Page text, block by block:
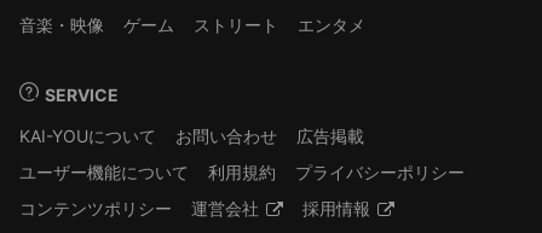
音楽・映像
ゲーム ストリート エンタメ
SERVICE
KAI-YOUについて
お問い合わせ
広告掲載
ユーザー機能について
利用規約
プライバシーポリシー
コンテンツポリシー
運営会社 採用情報